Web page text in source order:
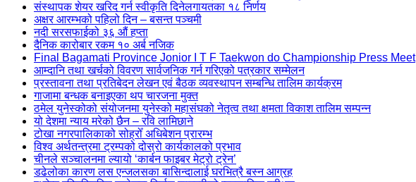
संस्थापक शेयर खरिद गर्न स्वीकृति दिनेलगायतका १८ निर्णय
अक्षर आरम्भको पहिलो दिन – बसन्त पञ्चमी
नदी सरसफाईको ३६ औं हप्ता
दैनिक कारोबार रकम १० अर्ब नजिक
Final Bagamati Province Jonior I T F Taekwon do Championship Press Meet
आम्दानि तथा खर्चको विवरण सार्वजनिक गर्न गरिएको पत्रकार सम्मेलन
प्रस्तावना तथा प्रतिबेदन लेखन एवं बैठक व्यवस्थापन सम्बन्धि तालिम कार्यक्रम
गाजामा बन्धक बनाइएका थप चारजना मुक्त
ठमेल युनेस्कोको संयोजनमा युनेस्को महासंघको नेतृत्व तथा क्षमता विकाश तालिम सम्पन्न
यो देशमा न्याय मरेको छैन – रवि लामिछाने
टोखा नगरपालिकाको सोह्रोँ अधिबेशन प्रारम्भ
विश्व अर्थतन्त्रमा ट्रम्पको दोस्रो कार्यकालको प्रभाव
चीनले सञ्चालनमा ल्यायो ‘कार्बन फाइबर मेट्रो ट्रेन’
डढेलोका कारण लस एन्जलसका बासिन्दालाई घरभित्रै बस्न आग्रह